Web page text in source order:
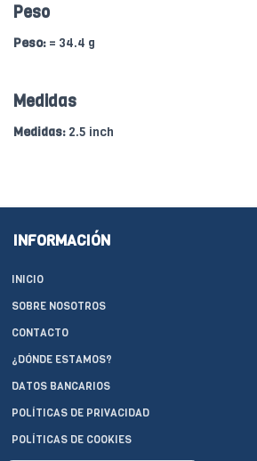
Peso
Peso: = 34.4 g
Medidas
Medidas: 2.5 inch
INFORMACIÓN
INICIO
SOBRE NOSOTROS
CONTACTO
¿DÓNDE ESTAMOS?
DATOS BANCARIOS
POLÍTICAS DE PRIVACIDAD
POLÍTICAS DE COOKIES